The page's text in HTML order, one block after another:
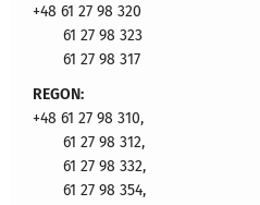
+48 61 27 98 320
61 27 98 323
61 27 98 317
REGON:
+48 61 27 98 310,
61 27 98 312,
61 27 98 332,
61 27 98 354,